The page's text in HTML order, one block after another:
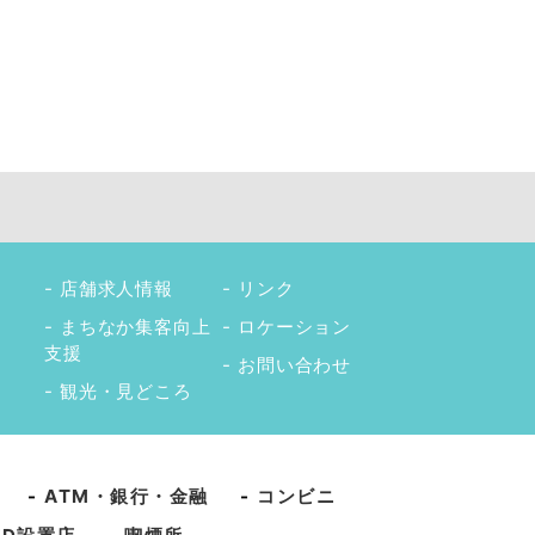
店舗求人情報
まちなか集客向上
支援
観光・見どころ
リンク
ロケーション
お問い合わせ
- ATM・銀行・金融 - コンビニ